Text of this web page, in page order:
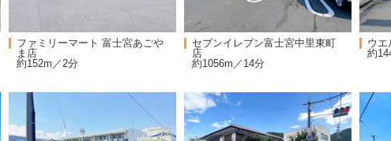
ファミリーマート 富士宮あごや
ま店
約152m／2分
セブンイレブン富士宮中里東町
店
約1056m／14分
ウエ
約